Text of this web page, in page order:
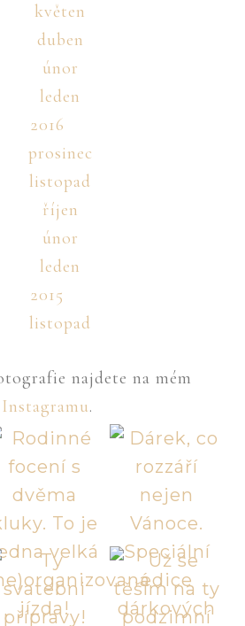
květen
duben
únor
leden
2016
prosinec
listopad
říjen
únor
leden
2015
listopad
najdete na mém
Instagramu.